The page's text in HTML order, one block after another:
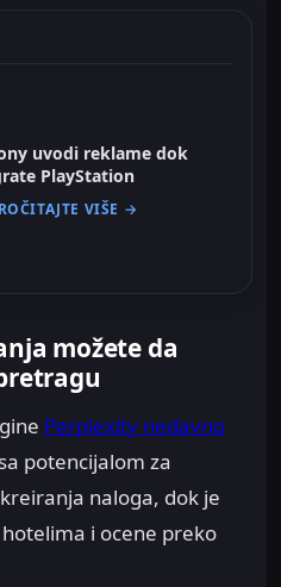
uvodi reklame dok
PlayStation
VIŠE →
možete da
Perplexity nedavno
potencijalom za
naloga, dok je
i ocene preko